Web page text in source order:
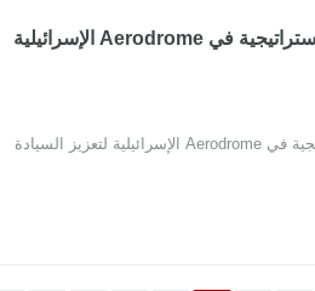
EagleNXT تضخ استثمارات استراتيجية في Aerodrome الإسرائيلية
EagleNXT تضخ استثمارات استراتيجية في Aerodrome الإسرائيلية لتعزيز السيادة